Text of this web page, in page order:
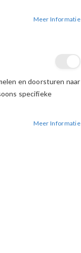
Meer Informatie
en doorsturen naar
specifieke
Meer Informatie